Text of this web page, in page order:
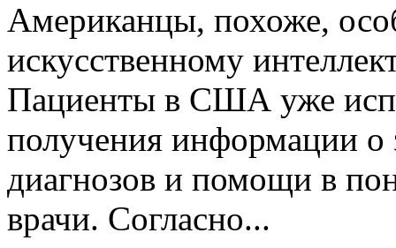
Американцы, похоже,
искусственному
Пациенты в США уже
получения информации о
диагнозов и помощи в
врачи. Согласно...